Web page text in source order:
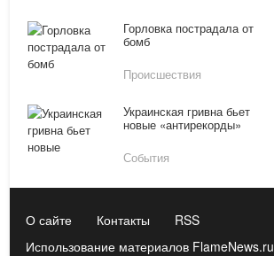
Горловка пострадала от
бомб
Происшествия
Украинская гривна бьет
новые «антирекорды»
События
О сайте Контакты
RSS
Использование материалов FlameNews.ru